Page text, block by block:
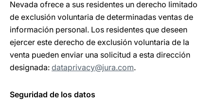
Nevada ofrece a sus residentes un derecho limitado
de exclusión voluntaria de determinadas ventas de
información personal. Los residentes que deseen
ejercer este derecho de exclusión voluntaria de la
venta pueden enviar una solicitud a esta dirección
designada: dataprivacy@jura.com.
Seguridad de los datos